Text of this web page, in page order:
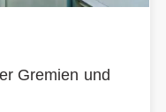
Gremien und